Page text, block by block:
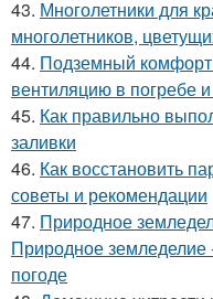
43. Многолетники для
многолетников,
44. Подземный
вентиляцию в погребе
45. Как правильно
заливки
46. Как восстановить
советы и рекомендации
47. Природное
Природное земледелие
погоде